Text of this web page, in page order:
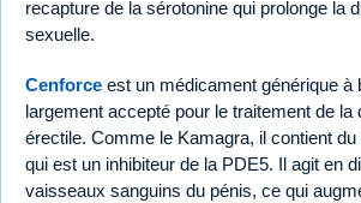
recapture de la sérotonine qui prolonge la
sexuelle.
Cenforce est un médicament générique à
largement accepté pour le traitement de la
érectile. Comme le Kamagra, il contient du
qui est un inhibiteur de la PDE5. Il agit en
vaisseaux sanguins du pénis, ce qui